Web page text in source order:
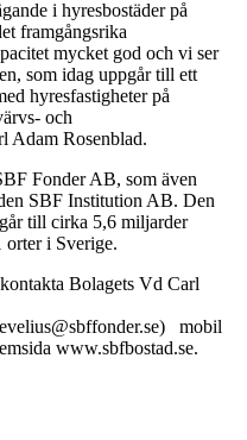
i hyresbostäder på
framgångsrika
mycket god och vi ser
som idag uppgår till ett
hyresfastigheter på
och
Adam Rosenblad.
Fonder AB, som även
SBF Institution AB. Den
till cirka 5,6 miljarder
orter i Sverige.
Bolagets Vd Carl
mobil
www.sbfbostad.se.